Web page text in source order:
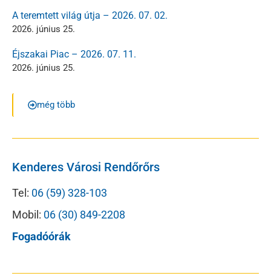
A teremtett világ útja – 2026. 07. 02.
2026. június 25.
Éjszakai Piac – 2026. 07. 11.
2026. június 25.
még több
Kenderes Városi Rendőrőrs
Tel: 06 (59) 328-103
Mobil: 06 (30) 849-2208
Fogadóórák